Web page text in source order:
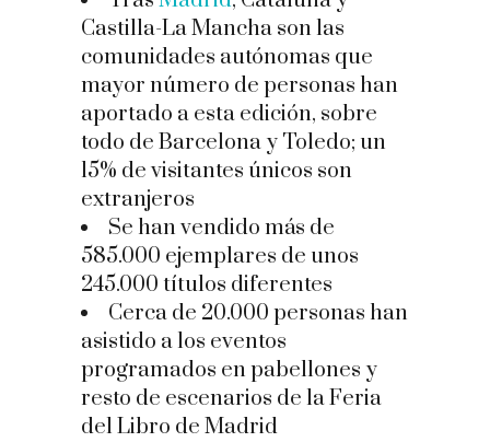
Castilla-La Mancha son las
comunidades autónomas que
mayor número de personas han
aportado a esta edición, sobre
todo de Barcelona y Toledo; un
15% de visitantes únicos son
extranjeros
Se han vendido más de
585.000 ejemplares de unos
245.000 títulos diferentes
Cerca de 20.000 personas han
asistido a los eventos
programados en pabellones y
resto de escenarios de la Feria
del Libro de Madrid